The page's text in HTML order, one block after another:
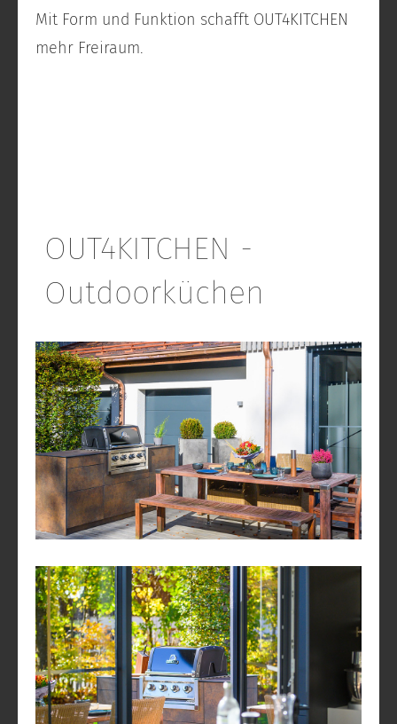
Mit Form und Funktion schafft OUT4KITCHEN
mehr Freiraum.
OUT4KITCHEN -
Outdoorküchen